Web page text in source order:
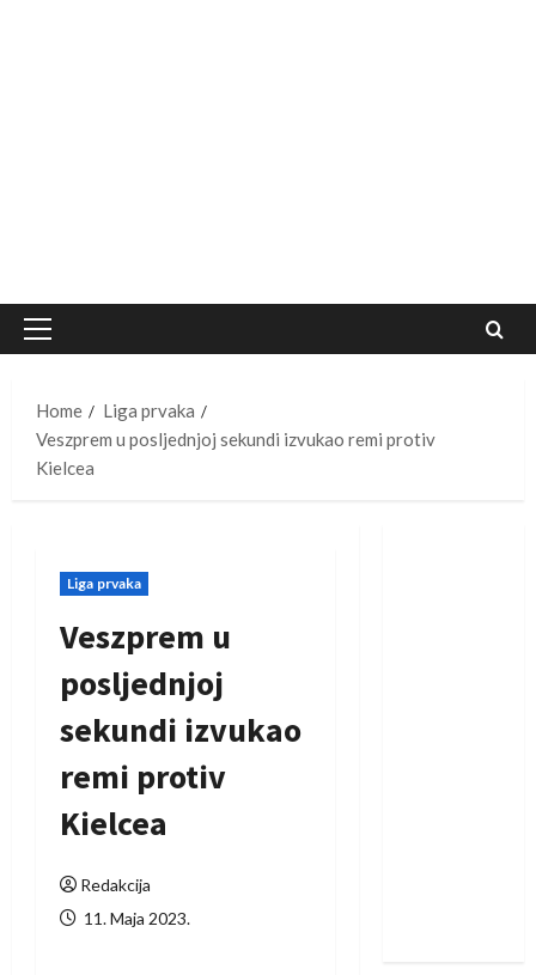
Primary
Home
Liga prvaka
Veszprem u posljednjoj sekundi izvukao remi protiv
Kielcea
Liga prvaka
Veszprem u
posljednjoj
sekundi izvukao
remi protiv
Kielcea
Redakcija
11. Maja 2023.